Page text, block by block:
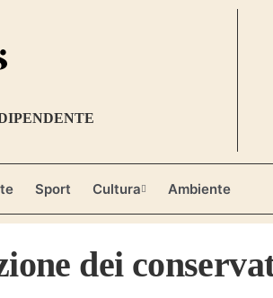
Sport Cultura Ambiente
dei